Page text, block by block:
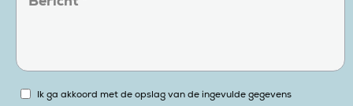
Ik ga akkoord met de opslag van de ingevulde gegevens